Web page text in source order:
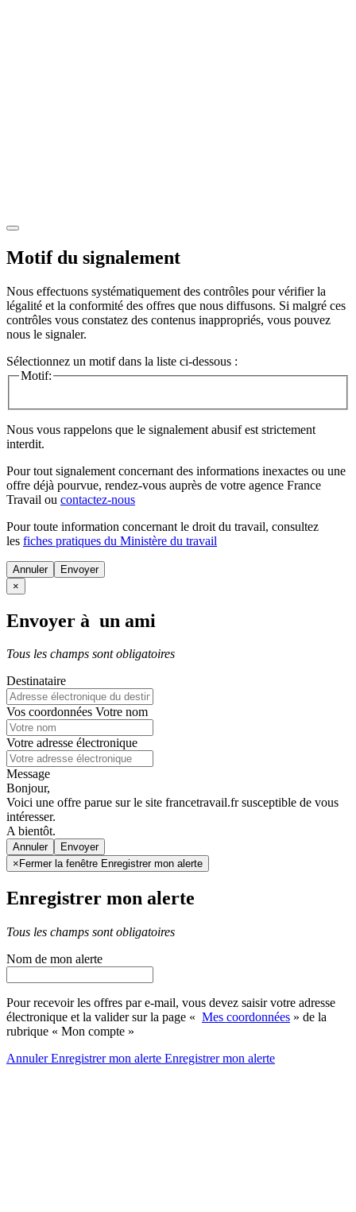
Motif du signalement
Nous effectuons systématiquement des contrôles pour vérifier la
légalité et la conformité des offres que nous diffusons. Si malgré ces
contrôles vous constatez des contenus inappropriés, vous pouvez
nous le signaler.
Sélectionnez un motif dans la liste ci-dessous :
Motif:
Nous vous rappelons que le signalement abusif est strictement
interdit.
Pour tout signalement concernant des informations inexactes ou une
offre déjà pourvue, rendez-vous auprès de votre agence France
Travail ou contactez-nous
Pour toute information concernant le droit du travail, consultez
les fiches pratiques du Ministère du travail
Annuler
×
Envoyer à un ami
Tous les champs sont obligatoires
Destinataire
Vos coordonnées Votre nom
Votre adresse électronique
Message
Bonjour,
Voici une offre parue sur le site francetravail.fr susceptible de vous
intéresser.
A bientôt.
Annuler
× Fermer la fenêtre Enregistrer mon alerte
Enregistrer mon alerte
Tous les champs sont obligatoires
Nom de mon alerte
Pour recevoir les offres par e-mail, vous devez saisir votre adresse
électronique et la valider sur la page « Mes coordonnées » de la
rubrique « Mon compte »
AnnulerEnregistrer mon alerte Enregistrermon alerte